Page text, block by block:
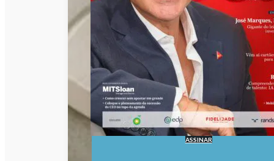
ASSINAR